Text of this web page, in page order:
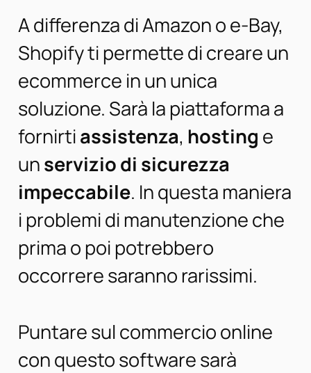
A differenza di Amazon o e-Bay,
Shopify ti permette di creare un
ecommerce in un unica
soluzione. Sarà la piattaforma a
fornirtiassistenza, hosting e
unservizio di sicurezza
impeccabile. In questa maniera
i problemi di manutenzione che
prima o poi potrebbero
occorrere saranno rarissimi.
Puntare sul commercio online
con questo software sarà